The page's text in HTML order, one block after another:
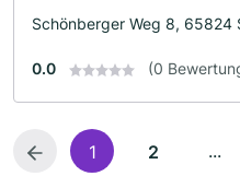
Schönberger Weg 8, 65824
0.0 (0
1 2 ...